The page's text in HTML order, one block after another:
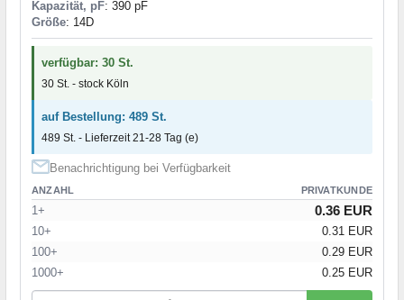
Kapazität, pF: 390 pF
Größe: 14D
verfügbar: 30 St.
30 St. - stock Köln
auf Bestellung: 489 St.
489 St. - Lieferzeit 21-28 Tag (e)
Benachrichtigung bei Verfügbarkeit
ANZAHL PRIVATKUNDE
1+ 0.36 EUR
10+
0.31 EUR
100+
0.29 EUR
1000+
0.25 EUR